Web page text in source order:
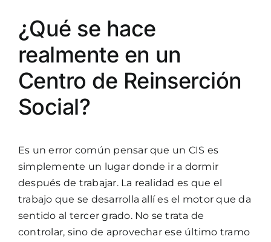
¿Qué se hace
realmente en un
Centro de Reinserción
Social?
Es un error común pensar que un CIS es
simplemente un lugar donde ir a dormir
después de trabajar. La realidad es que el
trabajo que se desarrolla allí es el motor que da
sentido al tercer grado. No se trata de
controlar, sino de aprovechar ese último tramo